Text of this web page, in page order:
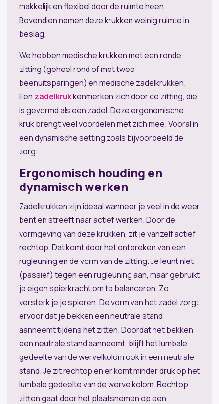
makkelijk en flexibel door de ruimte heen.
Bovendien nemen deze krukken weinig ruimte in
beslag.
We hebben medische krukken met een ronde
zitting (geheel rond of met twee
beenuitsparingen) en medische zadelkrukken.
Een zadelkrukkenmerken zich door de zitting, die
is gevormd als een zadel. Deze ergonomische
kruk brengt veel voordelen met zich mee. Vooral in
een dynamische setting zoals bijvoorbeeld de
zorg.
Ergonomisch houding en
dynamisch werken
Zadelkrukken zijn ideaal wanneer je veel in de weer
bent en streeft naar actief werken. Door de
vormgeving van deze krukken, zit je vanzelf actief
rechtop. Dat komt door het ontbreken van een
rugleuning en de vorm van de zitting. Je leunt niet
(passief) tegen een rugleuning aan, maar gebruikt
je eigen spierkracht om te balanceren. Zo
versterk je je spieren. De vorm van het zadel zorgt
ervoor dat je bekken een neutrale stand
aanneemt tijdens het zitten. Doordat het bekken
een neutrale stand aanneemt, blijft het lumbale
gedeelte van de wervelkolom ook in een neutrale
stand. Je zit rechtop en er komt minder druk op het
lumbale gedeelte van de wervelkolom. Rechtop
zitten gaat door het plaatsnemen op een